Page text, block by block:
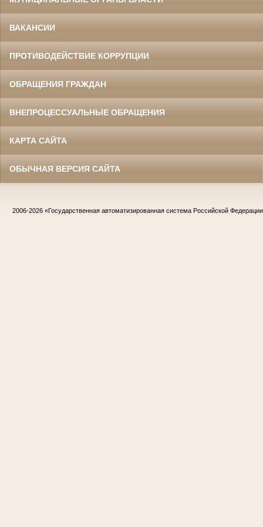
ВАКАНСИИ
ПРОТИВОДЕЙСТВИЕ КОРРУПЦИИ
ОБРАЩЕНИЯ ГРАЖДАН
ВНЕПРОЦЕССУАЛЬНЫЕ ОБРАЩЕНИЯ
КАРТА САЙТА
ОБЫЧНАЯ ВЕРСИЯ САЙТА
2006-2026 «Государственная автоматизированная система Российской